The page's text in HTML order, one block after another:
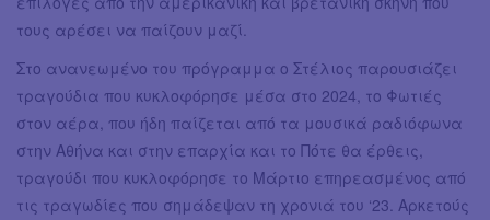
τους αρέσει να παίζουν μαζί.
Στο ανανεωμένο του πρόγραμμα ο Στέλιος παρουσιάζει
τραγούδια που κυκλοφόρησε μέσα στο 2024, το Φωτιές
στον αέρα, που ήδη παίζεται από τα μουσικά ραδιόφωνα
στην Αθήνα και στην επαρχία και το Πότε θα έρθεις,
τραγούδι που κυκλοφόρησε το Μάρτιο επηρεασμένος από
τις τραγωδίες που σημάδεψαν τη χρονιά του ‘23. Αρκετούς